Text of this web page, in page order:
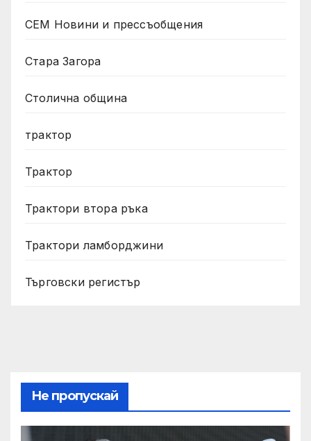
СЕМ Новини и прессъобщения
Стара Загора
Столична община
трактор
Трактор
Трактори втора ръка
Трактори ламборджини
Търговски регистър
Не пропускай